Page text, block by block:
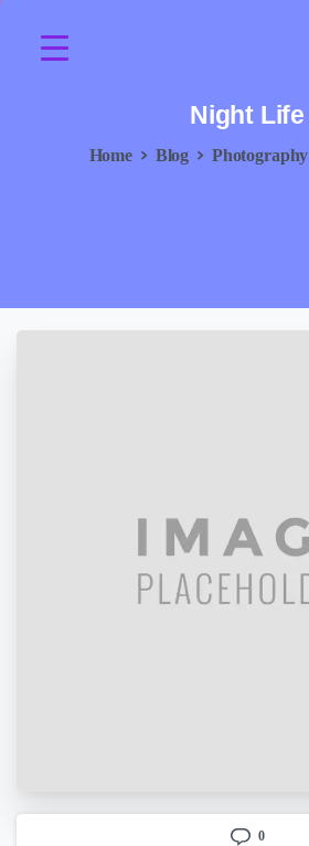
Night Life
Home Blog Photography
0